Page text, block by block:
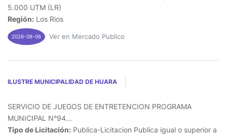
5.000 UTM (LR)
Región: Los Rios
2026-08-06 Ver en Mercado Publico
ILUSTRE MUNICIPALIDAD DE HUARA
SERVICIO DE JUEGOS DE ENTRETENCION PROGRAMA
MUNICIPAL N°94...
Tipo de Licitación: Publica-Licitacion Publica igual o superior a